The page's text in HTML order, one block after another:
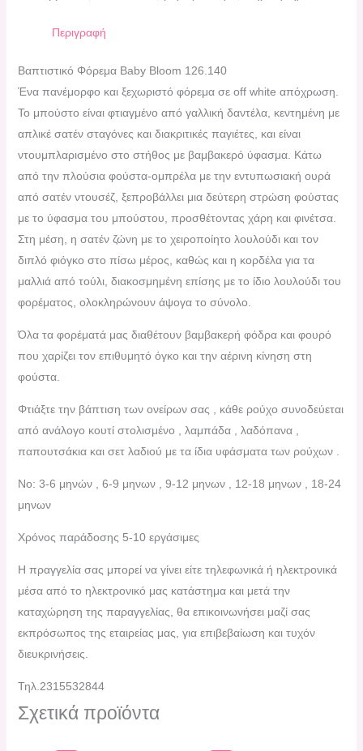
Περιγραφή
Βαπτιστικό Φόρεμα Baby Bloom 126.140
Ένα πανέμορφο και ξεχωριστό φόρεμα σε off white απόχρωση.
Το μπούστο είναι φτιαγμένο από γαλλική δαντέλα, κεντημένη με
απλικέ σατέν σταγόνες και διακριτικές παγιέτες, και είναι
ντουμπλαρισμένο στο στήθος με βαμβακερό ύφασμα. Κάτω
από την πλούσια φούστα-ομπρέλα με την εντυπωσιακή ουρά
από σατέν ντουσέζ, ξεπροβάλλει μια δεύτερη στρώση φούστας
με το ύφασμα του μπούστου, προσθέτοντας χάρη και φινέτσα.
Στη μέση, η σατέν ζώνη με το χειροποίητο λουλούδι και τον
διπλό φιόγκο στο πίσω μέρος, καθώς και η κορδέλα για τα
μαλλιά από τούλι, διακοσμημένη επίσης με το ίδιο λουλούδι του
φορέματος, ολοκληρώνουν άψογα το σύνολο.
Όλα τα φορέματά μας διαθέτουν βαμβακερή φόδρα και φουρό
που χαρίζει τον επιθυμητό όγκο και την αέρινη κίνηση στη
φούστα.
Φτιάξτε την βάπτιση των ονείρων σας , κάθε ρούχο συνοδεύεται
από ανάλογο κουτί στολισμένο , λαμπάδα , λαδόπανα ,
παπουτσάκια και σετ λαδιού με τα ίδια υφάσματα των ρούχων .
No: 3-6 μηνών , 6-9 μηνων , 9-12 μηνων , 12-18 μηνων , 18-24
μηνων
Χρόνος παράδοσης 5-10 εργάσιμες
H πραγγελία σας μπορεί να γίνει είτε τηλεφωνικά ή ηλεκτρονικά
μέσα από το ηλεκτρονικό μας κατάστημα και μετά την
καταχώρηση της παραγγελίας, θα επικοινωνήσει μαζί σας
εκπρόσωπος της εταιρείας μας, για επιβεβαίωση και τυχόν
διευκρινήσεις.
Τηλ.2315532844
Σχετικά προϊόντα